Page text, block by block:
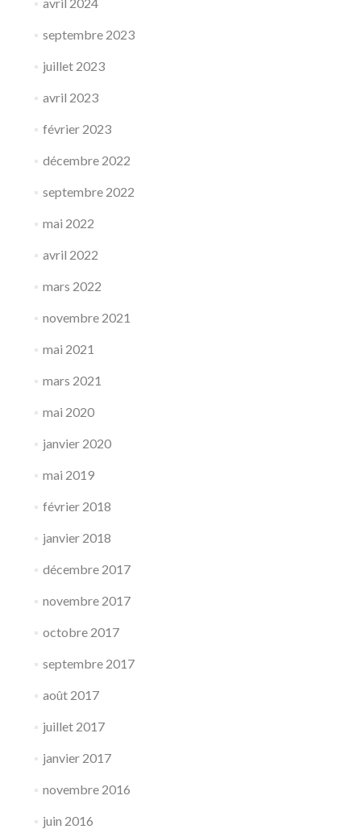
septembre 2023
juillet 2023
avril 2023
février 2023
décembre 2022
septembre 2022
mai 2022
avril 2022
mars 2022
novembre 2021
mai 2021
mars 2021
mai 2020
janvier 2020
mai 2019
février 2018
janvier 2018
décembre 2017
novembre 2017
octobre 2017
septembre 2017
août 2017
juillet 2017
janvier 2017
novembre 2016
juin 2016